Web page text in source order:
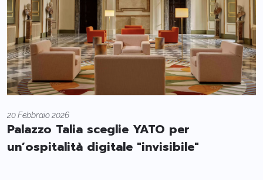
20 Febbraio 2026
Palazzo Talia sceglie YATO per
un’ospitalità digitale "invisibile"